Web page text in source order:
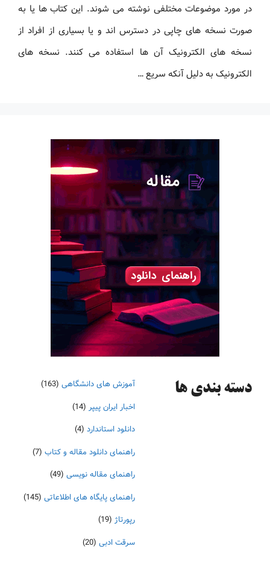
در مورد موضوعات مختلفی نوشته می شوند. این کتاب ها یا به
صورت نسخه های چاپی در دسترس اند و یا بسیاری از افراد از
نسخه های الکترونیک آن ها استفاده می کنند. نسخه های
الکترونیک به دلیل آنکه سریع …
دسته‌ بندی ها آموزش های دانشگاهی (163)
اخبار ایران پیپر (14)
دانلود استاندارد (4)
راهنمای دانلود مقاله و کتاب (7)
راهنمای مقاله نویسی (49)
راهنمای پایگاه های اطلاعاتی (145)
رپورتاژ (19)
سرقت ادبی (20)